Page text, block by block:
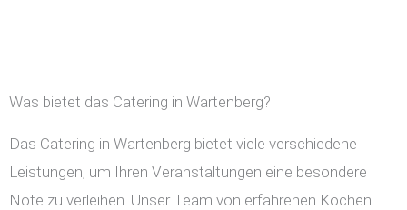
Was bietet das Catering in Wartenberg?
Das Catering in Wartenberg bietet viele verschiedene
Leistungen, um Ihren Veranstaltungen eine besondere
Note zu verleihen. Unser Team von erfahrenen Köchen